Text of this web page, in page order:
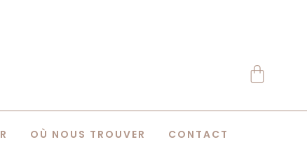
OÙ NOUS TROUVER CONTACT